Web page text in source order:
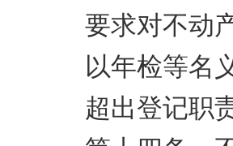
要求对不动产
以年检等名义
超出登记职责